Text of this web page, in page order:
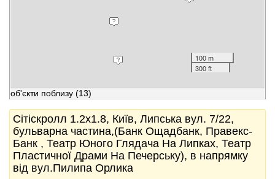
100 m
300 ft
об'єкти поблизу (13)
Сітіскролл 1.2x1.8, Київ, Липська вул. 7/22,
бульварна частина,(Банк Ощадбанк, Правекс-
Банк , Театр Юного Глядача На Липках, Театр
Пластичної Драми На Печерську), в напрямку
від вул.Пилипа Орлика